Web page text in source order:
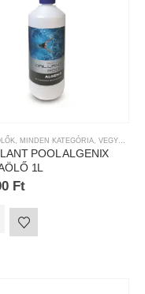
MINDEN KATEGÓRIA VEGYSZEREK
POOL ALGENIX
1L
Ft